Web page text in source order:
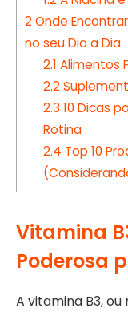
2Onde
no seu Dia a Dia
2.1 Alimentos
2.2
2.3 10 Dicas
Rotina
2.4 Top 10
Vitamina
Poderosa
A vitamina B3,